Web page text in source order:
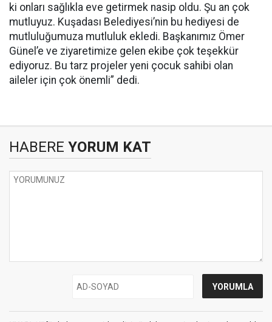
ki onları sağlıkla eve getirmek nasip oldu. Şu an çok
mutluyuz. Kuşadası Belediyesi’nin bu hediyesi de
mutluluğumuza mutluluk ekledi. Başkanımız Ömer
Günel’e ve ziyaretimize gelen ekibe çok teşekkür
ediyoruz. Bu tarz projeler yeni çocuk sahibi olan
aileler için çok önemli” dedi.
HABERE YORUM KAT